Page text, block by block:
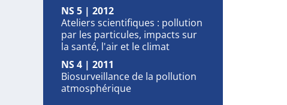
NS 5 | 2012
Ateliers scientifiques : pollution
par les particules, impacts sur
la santé, l'air et le climat
NS 4 | 2011
Biosurveillance de la pollution
atmosphérique